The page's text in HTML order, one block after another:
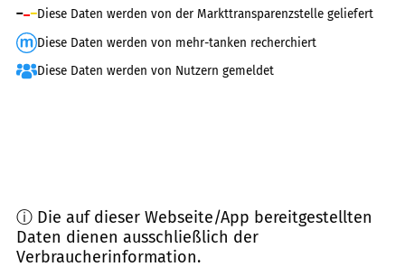
Diese Daten werden von der Markttransparenzstelle geliefert
Diese Daten werden von mehr-tanken recherchiert
Diese Daten werden von Nutzern gemeldet
ⓘ Die auf dieser Webseite/App bereitgestellten
Daten dienen ausschließlich der
Verbraucherinformation.